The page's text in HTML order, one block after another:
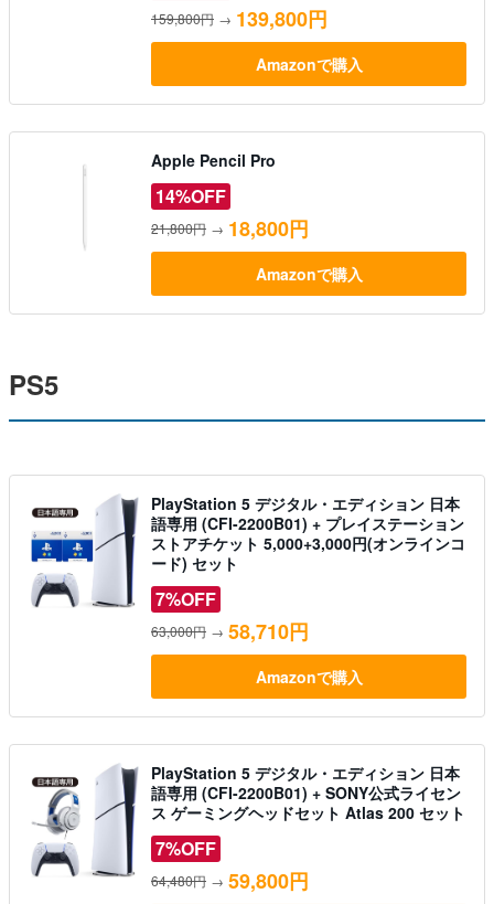
159,800円 → 139,800円
Amazonで購入
Apple Pencil Pro
14%OFF
21,800円 → 18,800円
Amazonで購入
PS5
PlayStation 5 デジタル・エディション 日本
語専用 (CFI-2200B01) + プレイステーション
ストアチケット 5,000+3,000円(オンラインコ
ード) セット
7%OFF
63,000円 → 58,710円
Amazonで購入
PlayStation 5 デジタル・エディション 日本
語専用 (CFI-2200B01) + SONY公式ライセン
ス ゲーミングヘッドセット Atlas 200 セット
7%OFF
64,480円 → 59,800円